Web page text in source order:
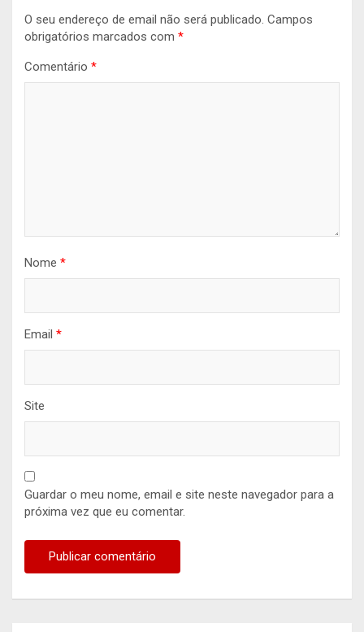
O seu endereço de email não será publicado. Campos
obrigatórios marcados com *
Comentário *
Nome *
Email *
Site
Guardar o meu nome, email e site neste navegador para a
próxima vez que eu comentar.